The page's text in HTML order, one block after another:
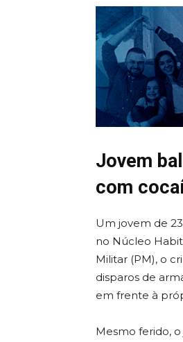
Jovem
com
Um jovem de
no Núcleo
Militar (PM), o
disparos de
em frente à
Mesmo ferido,